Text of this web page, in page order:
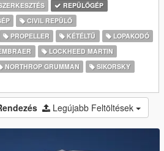
REPÜLŐGÉP
CIVIL REPÜLŐ
PROPELLER KÉTÉLTŰ
LOPAKODÓ
LOCKHEED MARTIN
NORTHROP GRUMMAN
SIKORSKY
Legújabb Feltöltések